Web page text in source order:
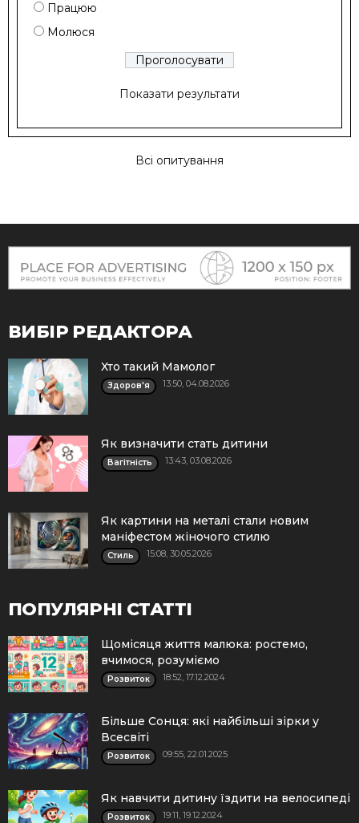
Працюю
Молюся
Показати результати
Всі опитування
ВИБІР РЕДАКТОРА
Хто такий Мамолог
Здоров'я 13:50, 04.08.2026
Як визначити стать дитини
Вагітність 13:43, 03.08.2026
Як картини на металі стали новим
маніфестом жіночого стилю
Стиль 15:08, 30.05.2026
ПОПУЛЯРНІ СТАТТІ
Щомісяця життя малюка: ростемо,
вчимося, розуміємо
Розвиток 18:52, 17.12.2024
Більше Сонця: які найбільші зірки у
Всесвіті
Розвиток 09:55, 22.01.2025
Як навчити дитину їздити на велосипеді
Розвиток 19:11, 19.12.2024